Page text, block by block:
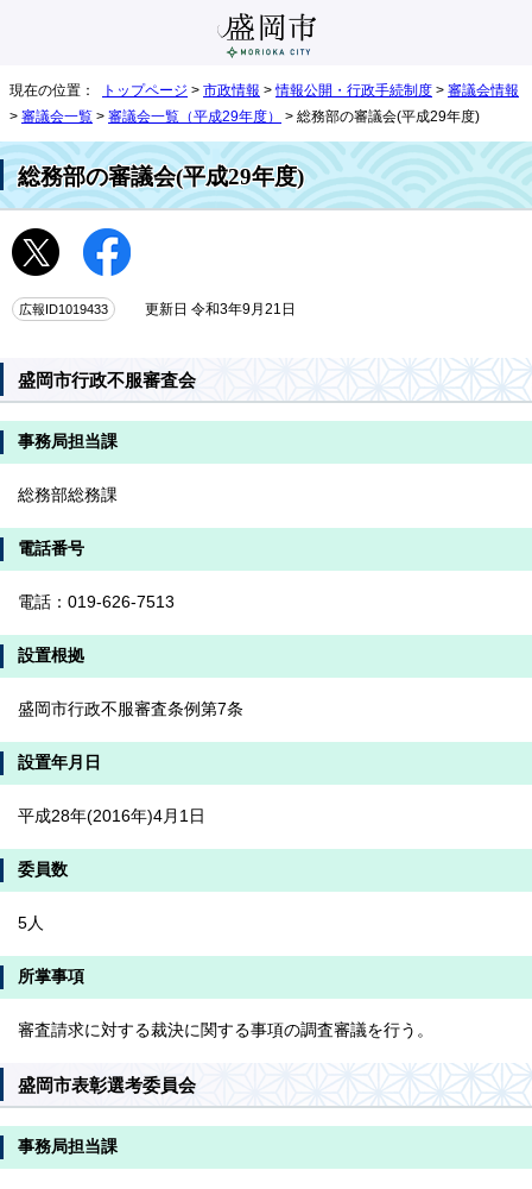
現在の位置： トップページ > 市政情報 >情報公開・行政手続制度 > 審議会情報
> 審議会一覧 > 審議会一覧（平成29年度） > 総務部の審議会(平成29年度)
総務部の審議会(平成29年度)
広報ID1019433 更新日 令和3年9月21日
盛岡市行政不服審査会
事務局担当課
総務部総務課
電話番号
電話：019-626-7513
設置根拠
盛岡市行政不服審査条例第7条
設置年月日
平成28年(2016年)4月1日
委員数
5人
所掌事項
審査請求に対する裁決に関する事項の調査審議を行う。
盛岡市表彰選考委員会
事務局担当課